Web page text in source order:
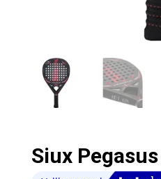
Siux